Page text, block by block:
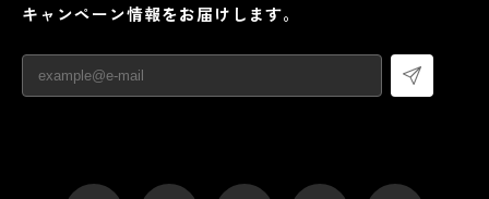
キャンペーン情報をお届けします。